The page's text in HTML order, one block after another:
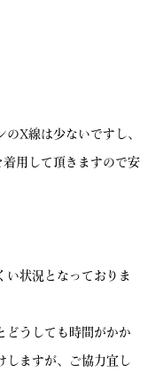
X線は少ないですし、
用して頂きますので安
い状況となっておりま
どうしても時間がかか
しますが、ご協力宜し